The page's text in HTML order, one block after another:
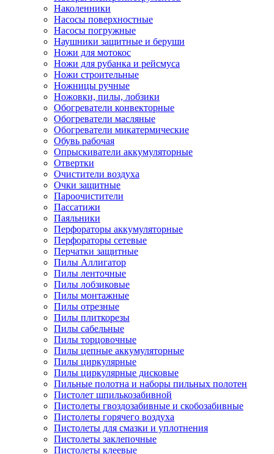
Наколенники
Насосы поверхностные
Насосы погружные
Наушники защитные и беруши
Ножи для мотокос
Ножи для рубанка и рейсмуса
Ножи строительные
Ножницы ручные
Ножовки, пилы, лобзики
Обогреватели конвекторные
Обогреватели масляные
Обогреватели микатермические
Обувь рабочая
Опрыскиватели аккумуляторные
Отвертки
Очистители воздуха
Очки защитные
Пароочистители
Пассатижи
Паяльники
Перфораторы аккумуляторные
Перфораторы сетевые
Перчатки защитные
Пилы Аллигатор
Пилы ленточные
Пилы лобзиковые
Пилы монтажные
Пилы отрезные
Пилы плиткорезы
Пилы сабельные
Пилы торцовочные
Пилы цепные аккумуляторные
Пилы циркулярные
Пилы циркулярные дисковые
Пильные полотна и наборы пильных полотен
Пистолет шпилькозабивной
Пистолеты гвоздозабивные и скобозабивные
Пистолеты горячего воздуха
Пистолеты для смазки и уплотнения
Пистолеты заклепочные
Пистолеты клеевые